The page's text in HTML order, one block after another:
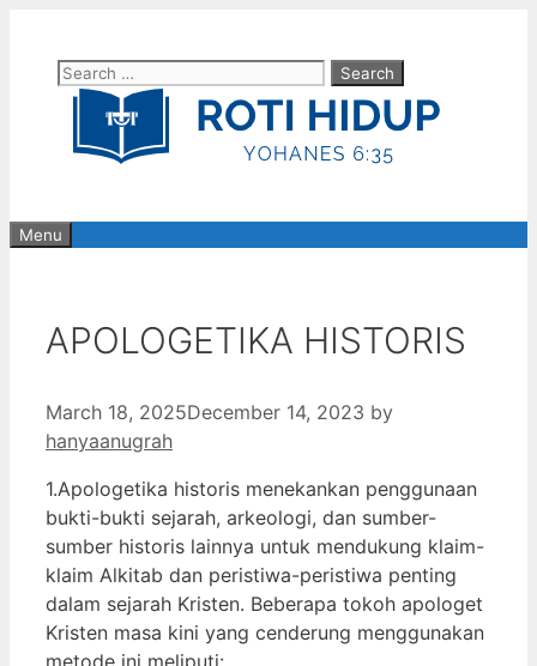
contentSearch
for:
Menu
APOLOGETIKA HISTORIS
March 18, 2025December 14, 2023 by
hanyaanugrah
1.Apologetika historis menekankan penggunaan
bukti-bukti sejarah, arkeologi, dan sumber-
sumber historis lainnya untuk mendukung klaim-
klaim Alkitab dan peristiwa-peristiwa penting
dalam sejarah Kristen. Beberapa tokoh apologet
Kristen masa kini yang cenderung menggunakan
metode ini meliputi: